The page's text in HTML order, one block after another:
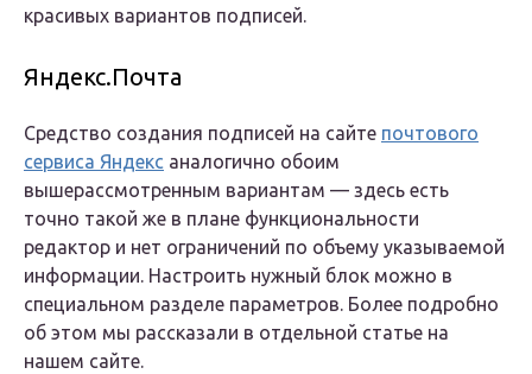
красивых вариантов подписей.
Яндекс.Почта
Средство создания подписей на сайте почтового
сервиса Яндекс аналогично обоим
вышерассмотренным вариантам — здесь есть
точно такой же в плане функциональности
редактор и нет ограничений по объему указываемой
информации. Настроить нужный блок можно в
специальном разделе параметров. Более подробно
об этом мы рассказали в отдельной статье на
нашем сайте.